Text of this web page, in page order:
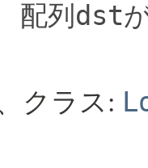
配列 dst
クラス: